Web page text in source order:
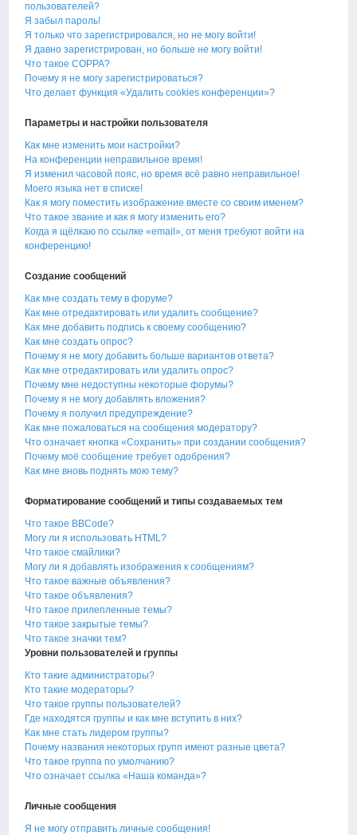
пользователей?
Я забыл пароль!
Я только что зарегистрировался, но не могу войти!
Я давно зарегистрирован, но больше не могу войти!
Что такое COPPA?
Почему я не могу зарегистрироваться?
Что делает функция «Удалить cookies конференции»?
Параметры и настройки пользователя
Как мне изменить мои настройки?
На конференции неправильное время!
Я изменил часовой пояс, но время всё равно неправильное!
Моего языка нет в списке!
Как я могу поместить изображение вместе со своим именем?
Что такое звание и как я могу изменить его?
Когда я щёлкаю по ссылке «email», от меня требуют войти на
конференцию!
Создание сообщений
Как мне создать тему в форуме?
Как мне отредактировать или удалить сообщение?
Как мне добавить подпись к своему сообщению?
Как мне создать опрос?
Почему я не могу добавить больше вариантов ответа?
Как мне отредактировать или удалить опрос?
Почему мне недоступны некоторые форумы?
Почему я не могу добавлять вложения?
Почему я получил предупреждение?
Как мне пожаловаться на сообщения модератору?
Что означает кнопка «Сохранить» при создании сообщения?
Почему моё сообщение требует одобрения?
Как мне вновь поднять мою тему?
Форматирование сообщений и типы создаваемых тем
Что такое BBCode?
Могу ли я использовать HTML?
Что такое смайлики?
Могу ли я добавлять изображения к сообщениям?
Что такое важные объявления?
Что такое объявления?
Что такое прилепленные темы?
Что такое закрытые темы?
Что такое значки тем?
Уровни пользователей и группы
Кто такие администраторы?
Кто такие модераторы?
Что такое группы пользователей?
Где находятся группы и как мне вступить в них?
Как мне стать лидером группы?
Почему названия некоторых групп имеют разные цвета?
Что такое группа по умолчанию?
Что означает ссылка «Наша команда»?
Личные сообщения
Я не могу отправить личные сообщения!